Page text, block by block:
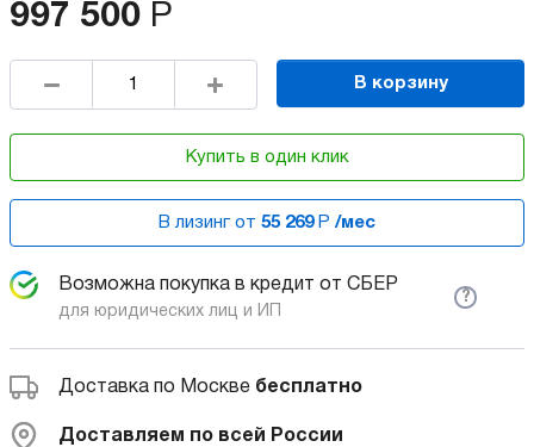
997 500 Р
В корзину
Купить в один клик
В лизинг от 55 269 Р /мес
Возможна покупка в кредит от СБЕР
для юридических лиц и ИП
?
Доставка по Москве бесплатно
Доставляем по всей России